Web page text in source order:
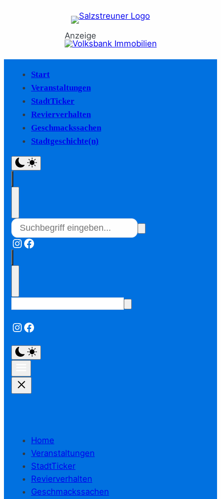
Anzeige
Start
Veranstaltungen
StadtTicker
Revierverhalten
Geschmackssachen
Stadtgeschichte(n)
Instagram
Facebook
Instagram
Facebook
Home
Veranstaltungen
StadtTicker
Revierverhalten
Geschmackssachen